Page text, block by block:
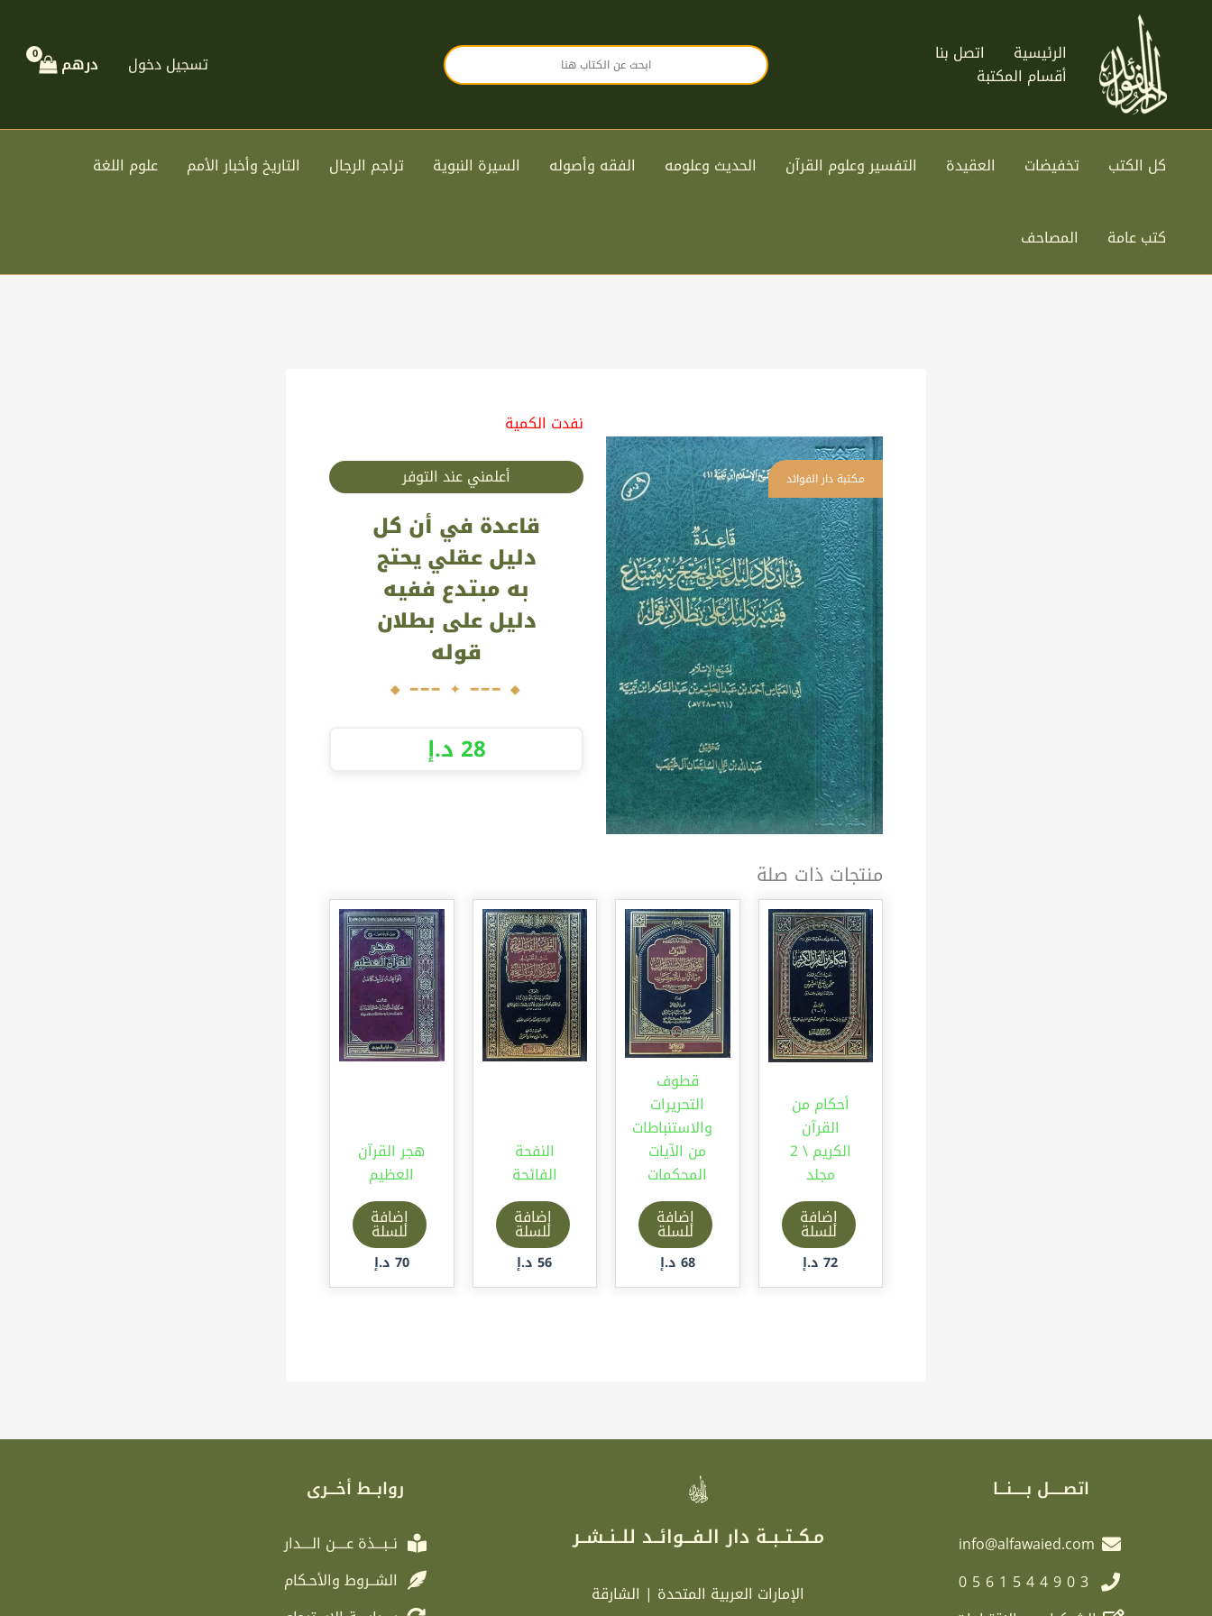
الرئيسية
اتصل بنا
أقسام المكتبة
تسجيل دخول درهم
كل الكتب تخفيضات العقيدة التفسير وعلوم القرآن الحديث وعلومه الفقه وأصوله السيرة النبوية تراجم الرجال التاريخ وأخبار الأمم علوم اللغة
كتب عامة المصاحف
قاعدة في أن كل
دليل عقلي يحتج
به مبتدع ففيه
دليل على بطلان
قوله
نفدت الكمية
أعلمني عند التوفر
28 د.إ
منتجات ذات صلة
أحكام من
القرآن
الكريم \ 2
مجلد
إضافة
للسلة
72 د.إ
قطوف
التحريرات
والاستنباطات
من الآيات
المحكمات
إضافة
للسلة
68 د.إ
النفحة
الفائحة
إضافة
للسلة
56 د.إ
هجر القرآن
العظيم
إضافة
للسلة
70 د.إ
اتصـــــل بـــــنـــا
info@alfawaied.com
0561544903
مـكــتــبــة دار الـفـــوائــد للــنــشــر
الإمارات العربية المتحدة | الشارقة
روابــط أخـــرى
نــبـــذة عــــن الــــدار
الشــروط والأحـكام